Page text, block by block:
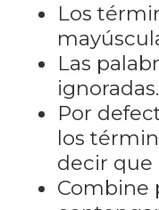
Los
Las
ignoradas.
Por
los
decir que
Combine